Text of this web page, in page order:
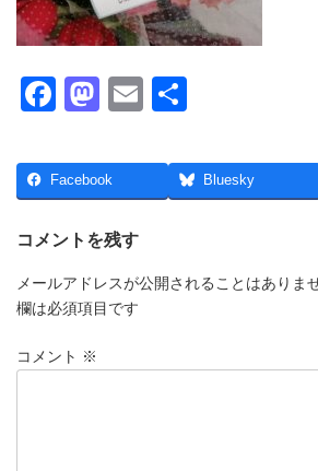
F
c
e
b
o
o
M
st
o
d
o
n
E
ail
Facebook Bluesky
コメントを残す
メールアドレスが公開されることはありませ
欄は必須項目です
コメント ※